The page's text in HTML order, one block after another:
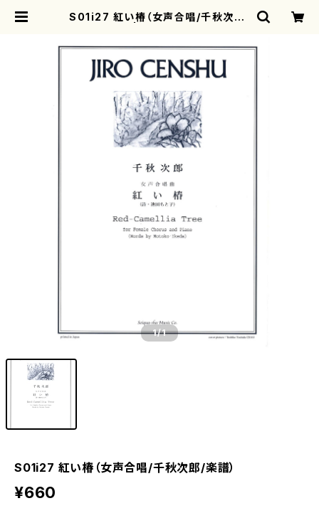
S01i27 紅い椿（女声合唱/千秋次郎/
1/1
S01i27 紅い椿（女声合唱/千秋次郎/楽譜）
¥660